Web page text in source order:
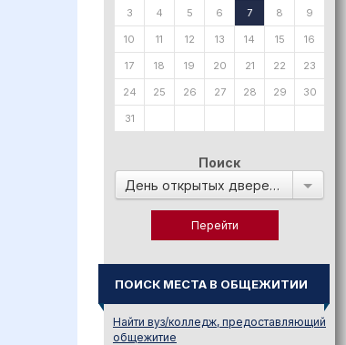
3 4 5 6 7 8 9
10 11 12 13 14 15 16
17 18 19 20 21 22 23
24 25 26 27 28 29 30
31
Поиск
День открытых дверей в:
ПОИСК МЕСТА В ОБЩЕЖИТИИ
Найти вуз/колледж, предоставляющий
общежитие